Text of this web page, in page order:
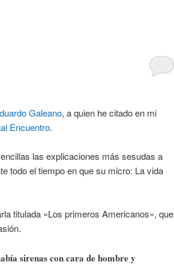
Galeano, a quien he citado en mi
Encuentro.
las explicaciones más sesudas a
todo el tiempo en que su micro: La vida
titulada «Los primeros Americanos», que
sirenas con cara de hombre y